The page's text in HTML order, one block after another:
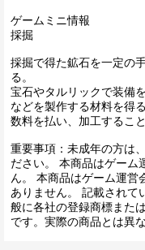
ゲームミニ情報
採掘
採掘で得た鉱石を一定の
る。
宝石やタルリックで装備
などを製作する材料を得
数料を払い、加工するこ
重要事項：未成年の方は
ださい。 本商品はゲーム
ん。 本商品はゲーム運営
ありません。 記載されて
般に各社の登録商標また
です。実際の商品とは異な